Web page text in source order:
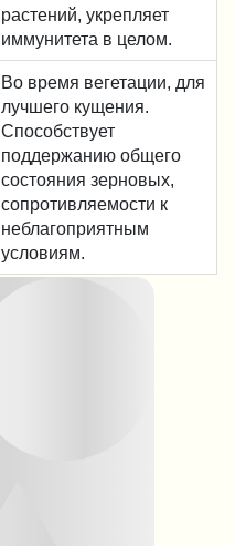
растений, укрепляет
иммунитета в целом.
Во время вегетации, для
лучшего кущения.
Способствует
поддержанию общего
состояния зерновых,
сопротивляемости к
неблагоприятным
условиям.